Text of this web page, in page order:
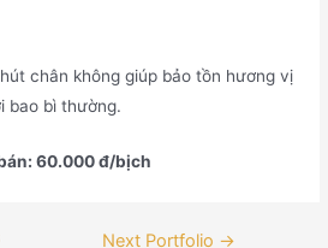
chân không giúp bảo tồn hương vị
bao bì thường.
60.000 đ/bịch
Next Portfolio →